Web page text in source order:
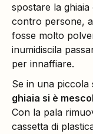
spostare la
contro persone,
fosse molto
inumidiscila
per innaffiare.
Se in una piccola
ghiaia si è
Con la pala
cassetta di